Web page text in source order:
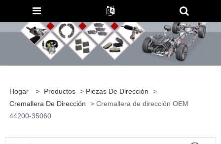
Hogar > Productos > Piezas De Dirección
>
Cremallera De Dirección
> Cremallera de dirección OEM
44200-35060